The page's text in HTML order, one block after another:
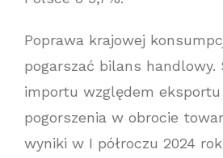
Poprawa krajowej
pogarszać bilans handlowy.
importu względem
pogorszenia w obrocie
wyniki w I półroczu 2024